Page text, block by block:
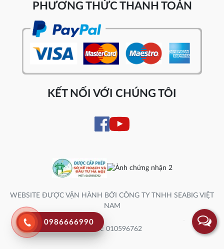
PHƯƠNG THỨC THANH TOÁN
KẾT NỐI VỚI CHÚNG TÔI
WEBSITE ĐƯỢC VẬN HÀNH BỞI CÔNG TY TNHH SEABIG VIỆT
NAM
Số ĐK: 010596762
0986666990